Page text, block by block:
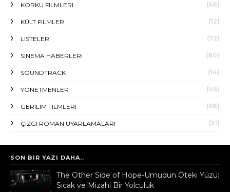
KORKU FILMLERI (68)
KÜLT FILMLER (12)
LISTELER (72)
SINEMA HABERLERI (80)
SOUNDTRACK (14)
YÖNETMENLER (46)
GERILIM FILMLERI (68)
ÇIZGI ROMAN UYARLAMALARI (31)
SON BIR YAZI DAHA..
The Other Side of Hope-Umudun Öteki Yüzü:
Sıcak ve Mizahi Bir Yolculuk